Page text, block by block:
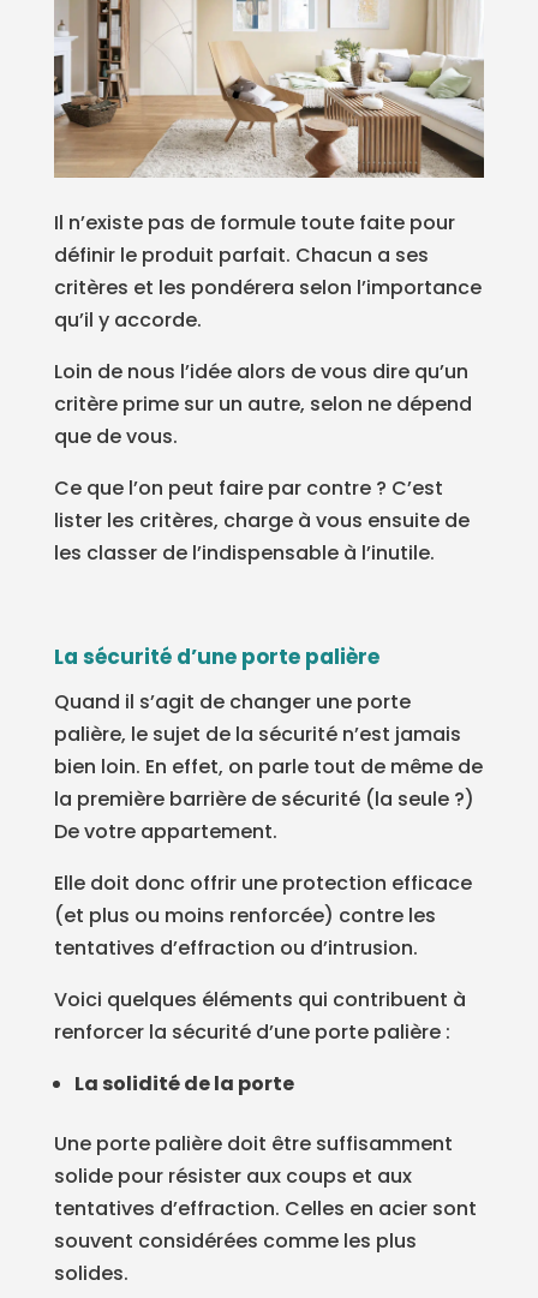
Il n’existe pas de formule toute faite pour
définir le produit parfait. Chacun a ses
critères et les pondérera selon l’importance
qu’il y accorde.
Loin de nous l’idée alors de vous dire qu’un
critère prime sur un autre, selon ne dépend
que de vous.
Ce que l’on peut faire par contre ? C’est
lister les critères, charge à vous ensuite de
les classer de l’indispensable à l’inutile.
La sécurité d’une porte palière
Quand il s’agit de changer une porte
palière, le sujet de la sécurité n’est jamais
bien loin. En effet, on parle tout de même de
la première barrière de sécurité (la seule ?)
De votre appartement.
Elle doit donc offrir une protection efficace
(et plus ou moins renforcée) contre les
tentatives d’effraction ou d’intrusion.
Voici quelques éléments qui contribuent à
renforcer la sécurité d’une porte palière :
La solidité de la porte
Une porte palière doit être suffisamment
solide pour résister aux coups et aux
tentatives d’effraction. Celles en acier sont
souvent considérées comme les plus
solides.